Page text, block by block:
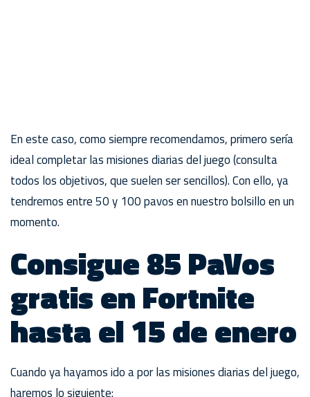
En este caso, como siempre recomendamos, primero sería
ideal completar las misiones diarias del juego (consulta
todos los objetivos, que suelen ser sencillos). Con ello, ya
tendremos entre 50 y 100 pavos en nuestro bolsillo en un
momento.
Consigue 85 PaVos
gratis en Fortnite
hasta el 15 de enero
Cuando ya hayamos ido a por las misiones diarias del juego,
haremos lo siguiente: